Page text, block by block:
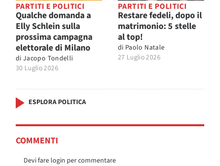
PARTITI E POLITICI
Qualche domanda a
Elly Schlein sulla
prossima campagna
elettorale di Milano
di Jacopo Tondelli
30 Luglio 2026
PARTITI E POLITICI
Restare fedeli, dopo il
matrimonio: 5 stelle
al top!
di Paolo Natale
27 Luglio 2026
ESPLORA POLITICA
COMMENTI
Devi fare login per commentare